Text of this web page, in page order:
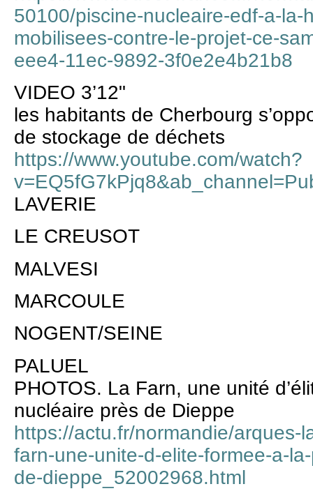
50100/piscine-nucleaire-edf-a-la-
mobilisees-contre-le-projet-ce-
eee4-11ec-9892-3f0e2e4b21b8
VIDEO 3’12"
les habitants de Cherbourg
de stockage de déchets
https://www.youtube.com/watch?
LAVERIE
LE CREUSOT
MALVESI
MARCOULE
NOGENT/SEINE
PALUEL
PHOTOS. La Farn, une unité
nucléaire près de Dieppe
https://actu.fr/normandie/arques-
farn-une-unite-d-elite-formee-a-
de-dieppe_52002968.html